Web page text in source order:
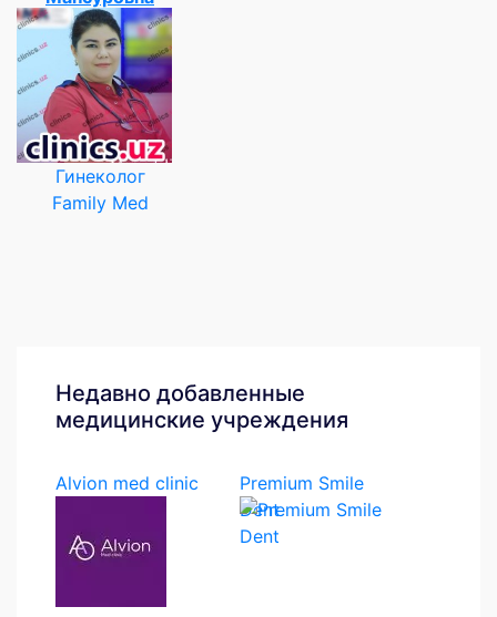
Гинеколог
Family Med
Недавно добавленные
медицинские учреждения
Alvion med clinic
Premium Smile
Dent